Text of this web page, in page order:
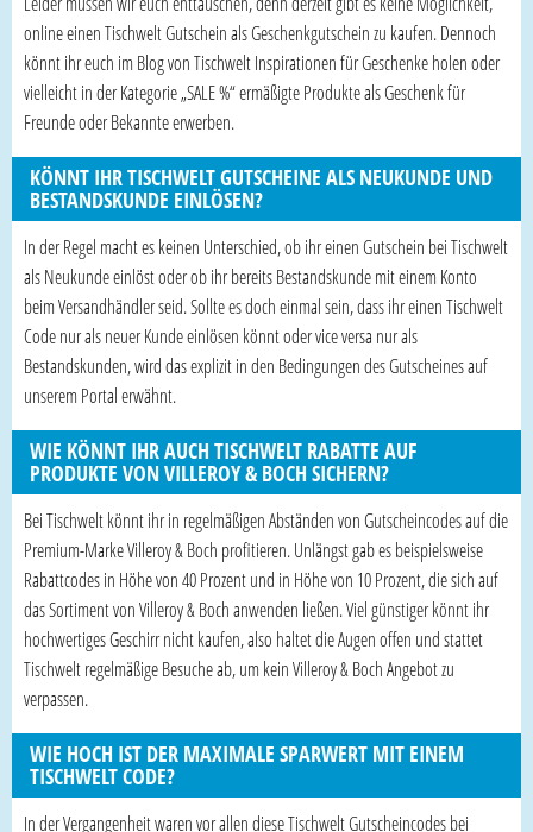
online einen Tischwelt Gutschein als Geschenkgutschein zu kaufen. Dennoch
könnt ihr euch im Blog von Tischwelt Inspirationen für Geschenke holen oder
vielleicht in der Kategorie „SALE %“ ermäßigte Produkte als Geschenk für
Freunde oder Bekannte erwerben.
KÖNNT IHR TISCHWELT GUTSCHEINE ALS NEUKUNDE UND
BESTANDSKUNDE EINLÖSEN?
In der Regel macht es keinen Unterschied, ob ihr einen Gutschein bei Tischwelt
als Neukunde einlöst oder ob ihr bereits Bestandskunde mit einem Konto
beim Versandhändler seid. Sollte es doch einmal sein, dass ihr einen Tischwelt
Code nur als neuer Kunde einlösen könnt oder vice versa nur als
Bestandskunden, wird das explizit in den Bedingungen des Gutscheines auf
unserem Portal erwähnt.
WIE KÖNNT IHR AUCH TISCHWELT RABATTE AUF
PRODUKTE VON VILLEROY & BOCH SICHERN?
Bei Tischwelt könnt ihr in regelmäßigen Abständen von Gutscheincodes auf die
Premium-Marke Villeroy & Boch profitieren. Unlängst gab es beispielsweise
Rabattcodes in Höhe von 40 Prozent und in Höhe von 10 Prozent, die sich auf
das Sortiment von Villeroy & Boch anwenden ließen. Viel günstiger könnt ihr
hochwertiges Geschirr nicht kaufen, also haltet die Augen offen und stattet
Tischwelt regelmäßige Besuche ab, um kein Villeroy & Boch Angebot zu
verpassen.
WIE HOCH IST DER MAXIMALE SPARWERT MIT EINEM
TISCHWELT CODE?
In der Vergangenheit waren vor allen diese Tischwelt Gutscheincodes bei